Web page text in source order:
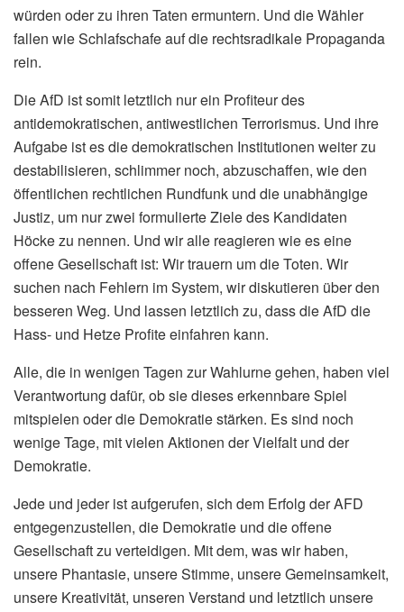
würden oder zu ihren Taten ermuntern. Und die Wähler
fallen wie Schlafschafe auf die rechtsradikale Propaganda
rein.
Die AfD ist somit letztlich nur ein Profiteur des
antidemokratischen, antiwestlichen Terrorismus. Und ihre
Aufgabe ist es die demokratischen Institutionen weiter zu
destabilisieren, schlimmer noch, abzuschaffen, wie den
öffentlichen rechtlichen Rundfunk und die unabhängige
Justiz, um nur zwei formulierte Ziele des Kandidaten
Höcke zu nennen. Und wir alle reagieren wie es eine
offene Gesellschaft ist: Wir trauern um die Toten. Wir
suchen nach Fehlern im System, wir diskutieren über den
besseren Weg. Und lassen letztlich zu, dass die AfD die
Hass- und Hetze Profite einfahren kann.
Alle, die in wenigen Tagen zur Wahlurne gehen, haben viel
Verantwortung dafür, ob sie dieses erkennbare Spiel
mitspielen oder die Demokratie stärken. Es sind noch
wenige Tage, mit vielen Aktionen der Vielfalt und der
Demokratie.
Jede und jeder ist aufgerufen, sich dem Erfolg der AFD
entgegenzustellen, die Demokratie und die offene
Gesellschaft zu verteidigen. Mit dem, was wir haben,
unsere Phantasie, unsere Stimme, unsere Gemeinsamkeit,
unsere Kreativität, unseren Verstand und letztlich unsere